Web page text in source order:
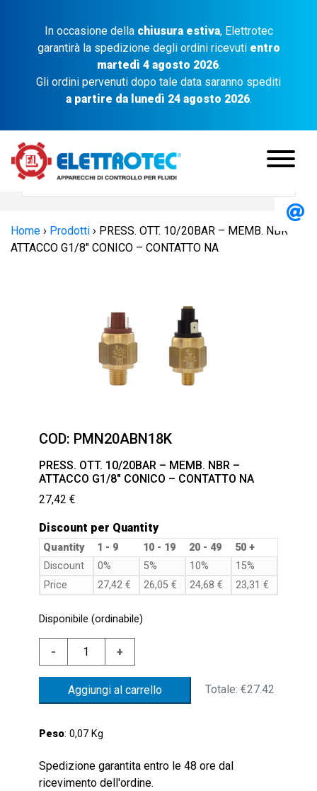
In occasione della chiusura estiva, Elettrotec
garantirà la spedizione degli ordini ricevuti entro
martedì 4 agosto 2026.
Gli ordini pervenuti dopo tale data saranno spediti
a partire da lunedì 24 agosto 2026.
Home › Prodotti › PRESS. OTT. 10/20BAR – MEMB. NBR –
ATTACCO G1/8″ CONICO – CONTATTO NA
COD: PMN20ABN18K
PRESS. OTT. 10/20BAR – MEMB. NBR –
ATTACCO G1/8″ CONICO – CONTATTO NA
27,42 €
Discount per Quantity
Quantity 1 - 9 10 - 19 20 - 49
50 +
Discount
0% 5% 10%
15%
Price
27,42 € 26,05 € 24,68 € 23,31 €
Disponibile (ordinabile)
-
PRESS.
OTT.
10/20BAR
-
NBR
ATTACCO
G1/8"
+
Aggiungi al carrello Totale:€27.42
Peso: 0,07 Kg
Spedizione garantita entro le 48 ore dal
ricevimento dell'ordine.